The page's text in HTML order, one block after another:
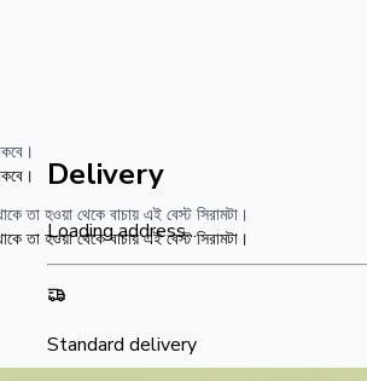
তা হওয়া থেকে বাচায় এই বেস্ট সিরামটা।
তা হওয়া থেকে বাচায় এই বেস্ট সিরামটা।
Delivery
Loading address...
Standard delivery